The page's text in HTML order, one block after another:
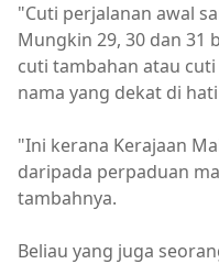
"Cuti perjalanan awal
Mungkin 29, 30 dan 31
cuti tambahan atau
nama yang dekat di
"Ini kerana Kerajaan
daripada perpaduan
tambahnya.
Beliau yang juga